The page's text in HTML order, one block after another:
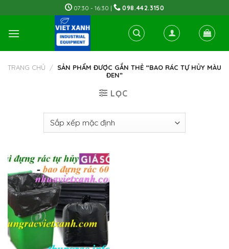
to
content
07:30 - 16:30 | 098.442.3150
TRANG CHỦ / SẢN PHẨM ĐƯỢC GẮN THẺ “BAO RÁC TỰ HỦY MÀU
ĐEN”
LỌC